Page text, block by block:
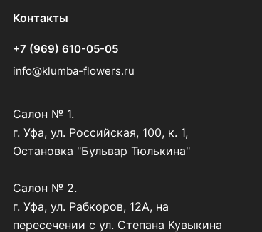
Контакты
+7 (969) 610-05-05
info@klumba-flowers.ru
Салон № 1.
г. Уфа, ул. Российская, 100, к. 1,
Остановка "Бульвар Тюлькина"
Салон № 2.
г. Уфа, ул. Рабкоров, 12А, на
пересечении с ул. Степана Кувыкина